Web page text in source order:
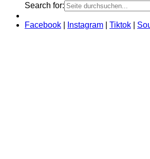
Search for:
Facebook Instagram Tiktok